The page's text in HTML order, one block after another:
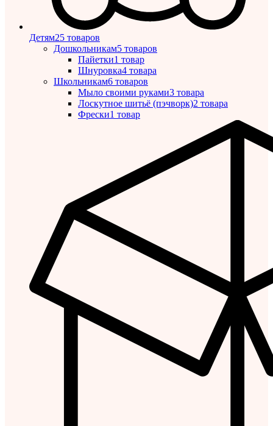
Детям25 товаров
Дошкольникам5 товаров
Пайетки1 товар
Шнуровка4 товара
Школьникам6 товаров
Мыло своими руками3 товара
Лоскутное шитьё (пэчворк)2 товара
Фрески1 товар